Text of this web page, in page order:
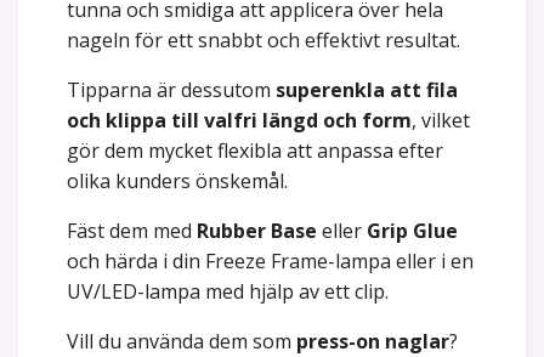
tunna och smidiga att applicera över hela
nageln för ett snabbt och effektivt resultat.
Tipparna är dessutom superenkla att fila
och klippa till valfri längd och form, vilket
gör dem mycket flexibla att anpassa efter
olika kunders önskemål.
Fäst dem med Rubber Base eller Grip Glue
och härda i din Freeze Frame-lampa eller i en
UV/LED-lampa med hjälp av ett clip.
Vill du använda dem som press-on naglar?